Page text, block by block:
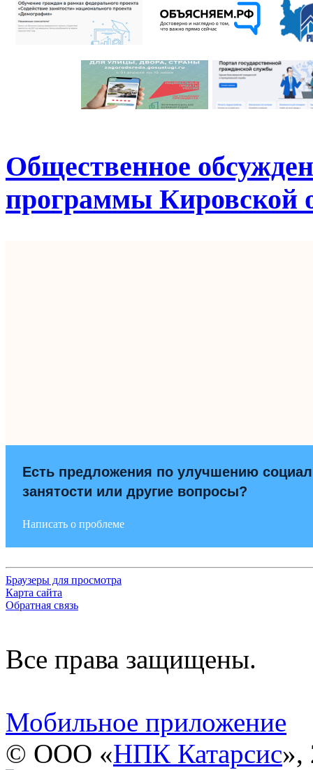
Общественное
программы Кировской
Есть предложения по улучшению
занятости или другие вопросы?
Написать о проблеме
Браузеры для просмотра
Карта сайта
Обратная связь
Все права защищены.
Мобильное приложение
© ООО «НПК Катарсис»,